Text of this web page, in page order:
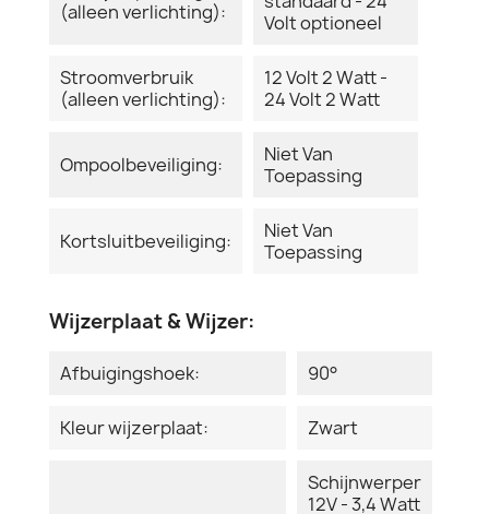
(alleen verlichting):
Volt optioneel
Stroomverbruik
(alleen verlichting):
12 Volt 2 Watt -
24 Volt 2 Watt
Ompoolbeveiliging:
Niet Van
Toepassing
Kortsluitbeveiliging:
Niet Van
Toepassing
Wijzerplaat & Wijzer:
Afbuigingshoek: 90°
Kleur wijzerplaat: Zwart
Schijnwerper
12V - 3,4 Watt